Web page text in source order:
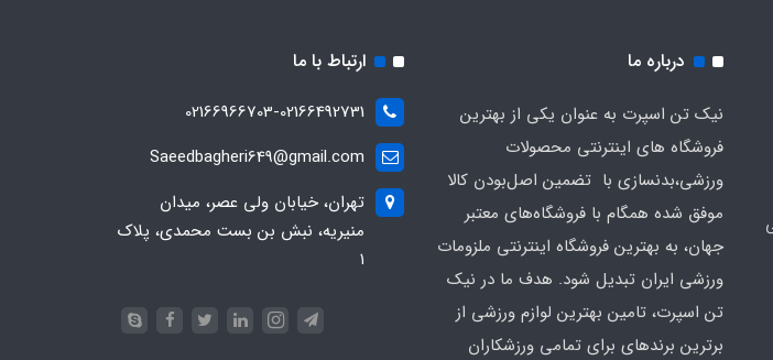
درباره ما
نیک تن اسپرت به عنوان یکی از بهترین
فروشگاه های اینترنتی محصولات
ورزشی،بدنسازی با تضمین اصل‌بودن کالا
موفق شده همگام با فروشگاه‌های معتبر
جهان، به بهترین فروشگاه اینترنتی ملزومات
ورزشی ایران تبدیل شود. هدف ما در نیک
تن اسپرت، تامین بهترین لوازم ورزشی از
برترین برندهای برای تمامی ورزشکاران
ارتباط با ما
02166966703-02166492731
Saeedbagheri649@gmail.com
تهران، خیابان ولی عصر، میدان
منیریه، نبش بن بست محمدی، پلاک
۱